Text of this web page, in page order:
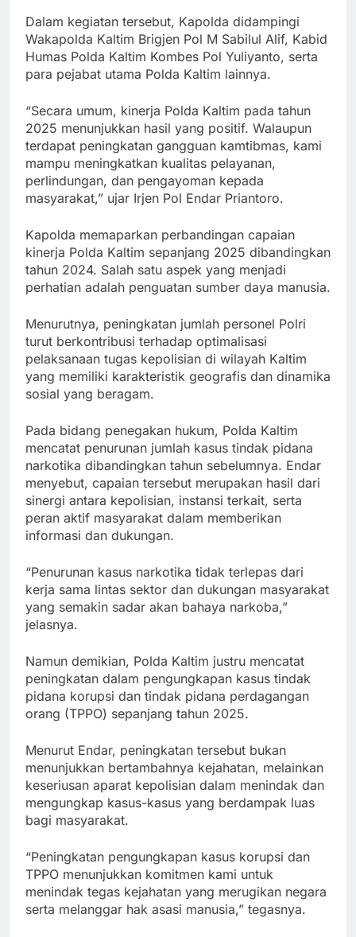
Dalam kegiatan tersebut, Kapolda didampingi
Wakapolda Kaltim Brigjen Pol M Sabilul Alif, Kabid
Humas Polda Kaltim Kombes Pol Yuliyanto, serta
para pejabat utama Polda Kaltim lainnya.
“Secara umum, kinerja Polda Kaltim pada tahun
2025 menunjukkan hasil yang positif. Walaupun
terdapat peningkatan gangguan kamtibmas, kami
mampu meningkatkan kualitas pelayanan,
perlindungan, dan pengayoman kepada
masyarakat,” ujar Irjen Pol Endar Priantoro.
Kapolda memaparkan perbandingan capaian
kinerja Polda Kaltim sepanjang 2025 dibandingkan
tahun 2024. Salah satu aspek yang menjadi
perhatian adalah penguatan sumber daya manusia.
Menurutnya, peningkatan jumlah personel Polri
turut berkontribusi terhadap optimalisasi
pelaksanaan tugas kepolisian di wilayah Kaltim
yang memiliki karakteristik geografis dan dinamika
sosial yang beragam.
Pada bidang penegakan hukum, Polda Kaltim
mencatat penurunan jumlah kasus tindak pidana
narkotika dibandingkan tahun sebelumnya. Endar
menyebut, capaian tersebut merupakan hasil dari
sinergi antara kepolisian, instansi terkait, serta
peran aktif masyarakat dalam memberikan
informasi dan dukungan.
“Penurunan kasus narkotika tidak terlepas dari
kerja sama lintas sektor dan dukungan masyarakat
yang semakin sadar akan bahaya narkoba,”
jelasnya.
Namun demikian, Polda Kaltim justru mencatat
peningkatan dalam pengungkapan kasus tindak
pidana korupsi dan tindak pidana perdagangan
orang (TPPO) sepanjang tahun 2025.
Menurut Endar, peningkatan tersebut bukan
menunjukkan bertambahnya kejahatan, melainkan
keseriusan aparat kepolisian dalam menindak dan
mengungkap kasus-kasus yang berdampak luas
bagi masyarakat.
“Peningkatan pengungkapan kasus korupsi dan
TPPO menunjukkan komitmen kami untuk
menindak tegas kejahatan yang merugikan negara
serta melanggar hak asasi manusia,” tegasnya.